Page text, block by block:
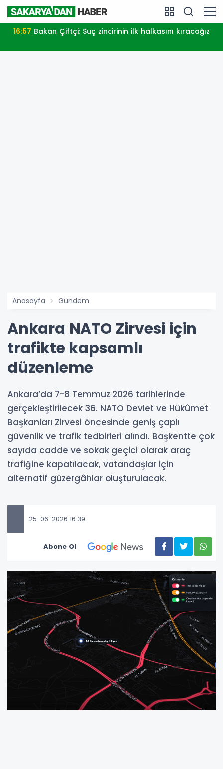
16:57 Bakan Çiftçi: Suç zincirinin ilk halkasını kıracağız
Anasayfa Gündem
Ankara NATO Zirvesi için
trafikte kapsamlı
düzenleme
Ankara’da 7-8 Temmuz 2026 tarihlerinde
gerçekleştirilecek 36. NATO Devlet ve Hükûmet
Başkanları Zirvesi öncesinde geniş çaplı
güvenlik ve trafik tedbirleri alındı. Başkentte çok
sayıda cadde ve sokak geçici olarak araç
trafiğine kapatılacak, vatandaşlar için
alternatif güzergâhlar oluşturulacak.
25-06-2026 16:39
Abone Ol